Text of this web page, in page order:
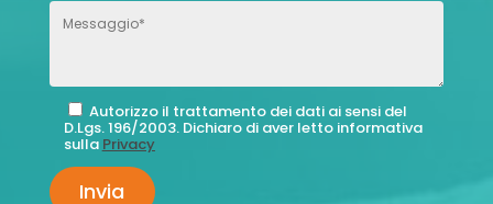
Autorizzo il trattamento dei dati ai sensi del
D.Lgs. 196/2003. Dichiaro di aver letto informativa
sulla Privacy